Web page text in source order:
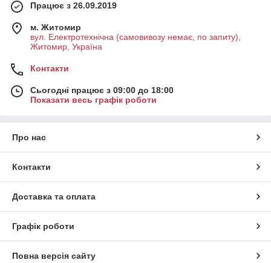
Працює з 26.09.2019
м. Житомир
вул. Електротехнічна (самовивозу немає, по запиту),
Житомир, Україна
Контакти
Сьогодні працює з 09:00 до 18:00
Показати весь графік роботи
Про нас
Контакти
Доставка та оплата
Графік роботи
Повна версія сайту